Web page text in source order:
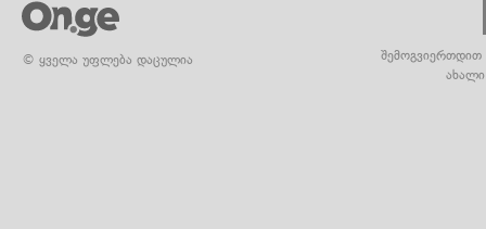
© ყველა უფლება დაცულია
შემოგვიერთდით
ახალი